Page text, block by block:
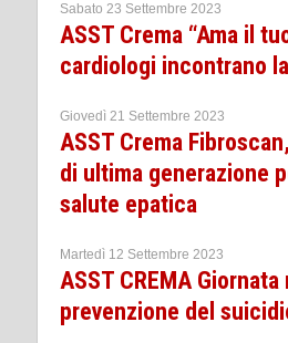
Sabato 23 Settembre 2023
ASST Crema “Ama il
cardiologi incontrano
Giovedì 21 Settembre 2023
ASST Crema
di ultima generazione
salute epatica
Martedì 12 Settembre 2023
ASST CREMA
prevenzione del